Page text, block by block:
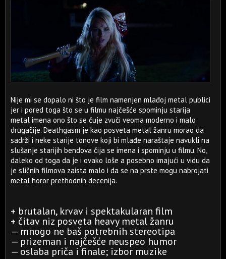
Nije mi se dopalo ni što je film namenjen mlađoj metal publici
jer i pored toga što se u filmu najčešće spominju starija
metal imena ono što se čuje zvuči veoma moderno i malo
drugačije. Deathgasm je kao posveta metal žanru morao da
sadrži i neke starije tonove koji bi mlađe naraštaje navukli na
slušanje starijih bendova čija se imena i spominju u filmu. No,
daleko od toga da je i ovako loše a posebno imajući u vidu da
je sličnih filmova zaista malo i da se na prste mogu nabrojati
metal horor prethodnih decenija.
+ brutalan, krvav i spektakularan film
+ čitav niz posveta heavy metal žanru
— mnogo ne baš potrebnih stereotipa
— prizeman i najčešće neuspeo humor
— oslaba priča i finale; izbor muzike